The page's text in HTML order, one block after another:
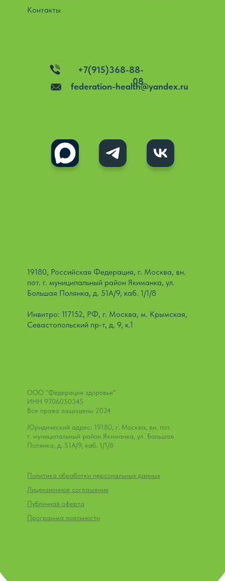
Юридический адрес: 19180, г. Москва, вн. пот.
г. муниципальный район Якиманка, ул. Большая
Полянка, д. 51А/9, каб. 1/1/8
19180, Российская Федерация, г. Москва, вн.
пот. г. муниципальный район Якиманка, ул.
Большая Полянка, д. 51А/9, каб. 1/1/8
Инвитро: 117152, РФ, г. Москва, м. Крымская,
Севастопольский пр-т, д. 9, к.1
ООО "Федерация здоровья"
ИНН 9706050345
Все права защищены 2024
Лицензионное соглашение
Публичная оферта
Программа лояльности
Политика обработки персональных данных
Контакты
+7(915)368-88-
08
federation-health@yandex.ru